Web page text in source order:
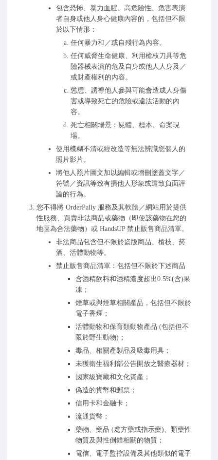
包含恐怖、暴力血腥、高危險性、危害表演
者自身或他人身心健康內容的，包括但不限
於以下情形：
任何暴力和／或自殘行為內容。
任何威脅生命健康、利用槍枝刀具等危
險器械表演的危及自身或他人人身及／
或財產權利的內容。
慫恿、誘導他人參與可能會造成人身傷
害或導致死亡的危險或違法活動的內
容。
死亡相關場景：屍體、標本、命案現
場。
使用模糊不清或經改造等無法辨識您個人的
照片影片。
將他人照片圖文加以編輯或增刪塗蓋文字／
符號／資訊等致有損他人形象或遭致負面評
論的行為。
您不得將 OrderPally 服務及其軟體／網站用於提供
性服務、買賣非法商品或藥物（即使該藥物在您的
地區為合法藥物）或 HandsUP 禁止販售商品清單。
非法商品包含但不限於盜版商品、槍枝、菸
酒、活體動物等。
禁止販售商品清單：包括但不限於下述商品
含酒精飲料和酒精濃度超出0.5%(含)果
凍；
煙草或與煙草相關產品，包括但不限於
電子香煙；
活體動物和保育類動物產品 (包括但不
限於野生動物)；
毒品、相關產製品及吸毒用具；
未獲衛生福利部公告開放之醫療器材；
國家級寶藏和文化資產；
偽造的貨幣和郵票；
信用卡和金融卡；
流通貨幣；
藥物、藥品 (處方藥或指示藥)、類藥性
物質及與性倒錯相關的物質；
電信、電子監控設備及其他類似的電子